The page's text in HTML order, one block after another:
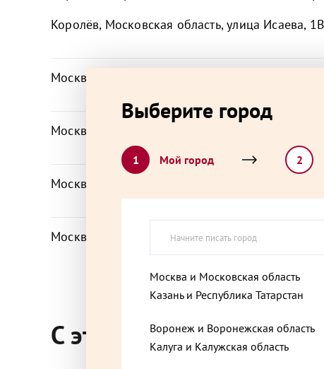
Королёв, Московская область, улица Исаева, 1В
Москва, 1-я Новокузьминская улица, 21к2
Москва, бульвар Дмитрия Донского, 8
Москва, Бутырская улица, 9к2
Москва, Живописная улица, 24
Москва, Зубовский бульвар, 15с1
Москва, Проектируемый проезд № 4062, 6с16
С этим товаром покупают
Выберите город
1 Мой город 2
Москва и Московская область
Казань и Республика Татарстан
Воронеж и Воронежская область
Калуга и Калужская область